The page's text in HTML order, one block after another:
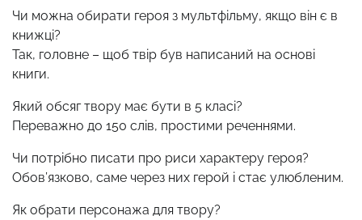
Чи можна обирати героя з мультфільму, якщо він є в
книжці?
Так, головне – щоб твір був написаний на основі
книги.
Який обсяг твору має бути в 5 класі?
Переважно до 150 слів, простими реченнями.
Чи потрібно писати про риси характеру героя?
Обов’язково, саме через них герой і стає улюбленим.
Як обрати персонажа для твору?